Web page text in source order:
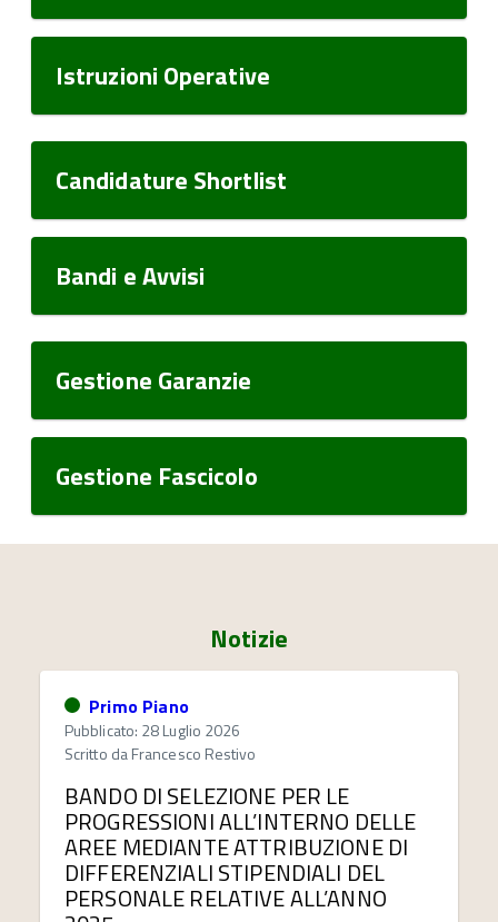
Istruzioni Operative
Candidature Shortlist
Bandi e Avvisi
Gestione Garanzie
Gestione Fascicolo
Notizie
Primo Piano
Pubblicato: 28 Luglio 2026
Scritto daFrancesco Restivo
BANDO DI SELEZIONE PER LE
PROGRESSIONI ALL’INTERNO DELLE
AREE MEDIANTE ATTRIBUZIONE DI
DIFFERENZIALI STIPENDIALI DEL
PERSONALE RELATIVE ALL’ANNO